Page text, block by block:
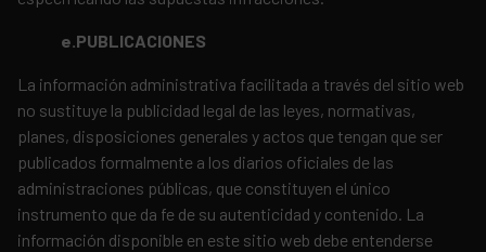
e.PUBLICACIONES
La información administrativa facilitada a través del sitio web
no sustituye la publicidad legal de las leyes, normativas,
planes, disposiciones generales y actos que tengan que ser
publicados formalmente a los diarios oficiales de las
administraciones públicas, que constituyen el único
instrumento que da fe de su autenticidad y contenido. La
información disponible en este sitio web debe entenderse